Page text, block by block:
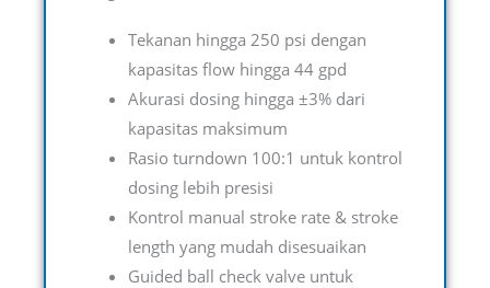
Tekanan hingga 250 psi dengan
kapasitas flow hingga 44 gpd
Akurasi dosing hingga ±3% dari
kapasitas maksimum
Rasio turndown 100:1 untuk kontrol
dosing lebih presisi
Kontrol manual stroke rate & stroke
length yang mudah disesuaikan
Guided ball check valve untuk